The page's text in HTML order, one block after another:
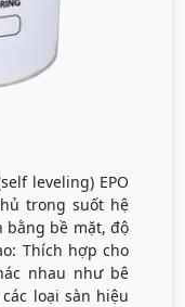
leveling) EPO
trong suốt hệ
bằng bề mặt, độ
Thích hợp cho
nhau như bê
loại sàn hiệu